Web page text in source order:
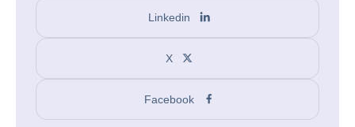
Linkedin
X
Facebook